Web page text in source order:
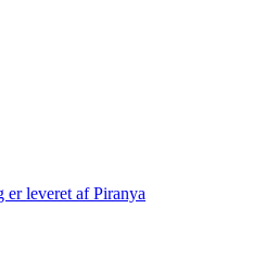
er leveret af Piranya